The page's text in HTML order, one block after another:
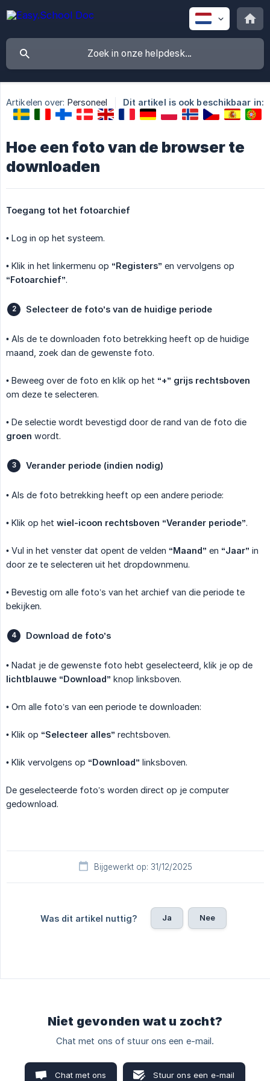
Artikelen over: Personeel Dit artikel is ook beschikbaar in:
Hoe een foto van de browser te
downloaden
Toegang tot het fotoarchief
• Log in op het systeem.
• Klik in het linkermenu op “Registers” en vervolgens op
“Fotoarchief”.
Selecteer de foto’s van de huidige periode
• Als de te downloaden foto betrekking heeft op de huidige
maand, zoek dan de gewenste foto.
• Beweeg over de foto en klik op het “+” grijs rechtsboven
om deze te selecteren.
• De selectie wordt bevestigd door de rand van de foto die
groen wordt.
Verander periode (indien nodig)
• Als de foto betrekking heeft op een andere periode:
• Klik op het wiel-icoon rechtsboven “Verander periode”.
• Vul in het venster dat opent de velden “Maand” en “Jaar” in
door ze te selecteren uit het dropdownmenu.
• Bevestig om alle foto’s van het archief van die periode te
bekijken.
Download de foto’s
• Nadat je de gewenste foto hebt geselecteerd, klik je op de
lichtblauwe “Download” knop linksboven.
• Om alle foto’s van een periode te downloaden:
• Klik op “Selecteer alles” rechtsboven.
• Klik vervolgens op “Download” linksboven.
De geselecteerde foto’s worden direct op je computer
gedownload.
Bijgewerkt op: 31/12/2025
Was dit artikel nuttig? Ja Nee
Niet gevonden wat u zocht?
Chat met ons of stuur ons een e-mail.
Chat met ons Stuur ons een e-mail